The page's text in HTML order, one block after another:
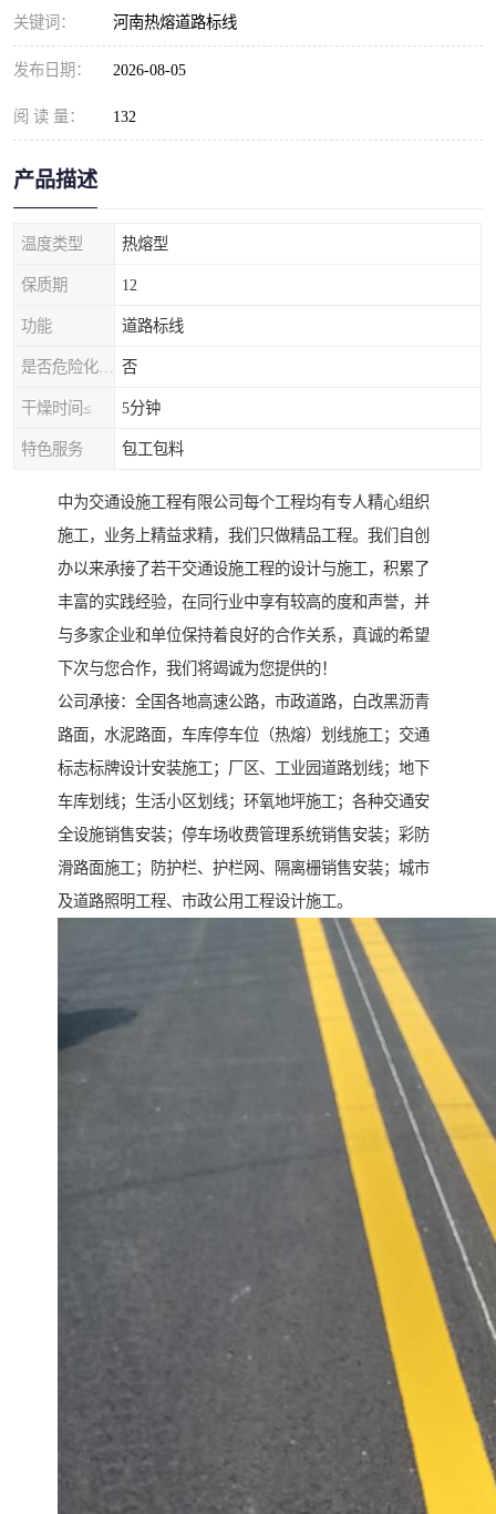
关键词： 河南热熔道路标线
发布日期： 2026-08-05
阅 读 量： 132
产品描述
温度类型 热熔型
保质期 12
功能 道路标线
否
干燥时间≤ 5分钟
特色服务 包工包料
中为交通设施工程有限公司每个工程均有专人精心组织
施工，业务上精益求精，我们只做精品工程。我们自创
办以来承接了若干交通设施工程的设计与施工，积累了
丰富的实践经验，在同行业中享有较高的度和声誉，并
与多家企业和单位保持着良好的合作关系，真诚的希望
下次与您合作，我们将竭诚为您提供的！
公司承接：全国各地高速公路，市政道路，白改黑沥青
路面，水泥路面，车库停车位（热熔）划线施工；交通
标志标牌设计安装施工；厂区、工业园道路划线；地下
车库划线；生活小区划线；环氧地坪施工；各种交通安
全设施销售安装；停车场收费管理系统销售安装；彩防
滑路面施工；防护栏、护栏网、隔离栅销售安装；城市
及道路照明工程、市政公用工程设计施工。